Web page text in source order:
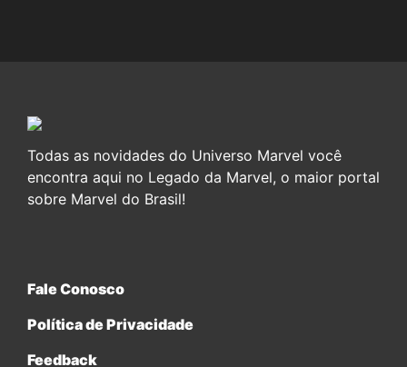
Todas as novidades do Universo Marvel você
encontra aqui no Legado da Marvel, o maior portal
sobre Marvel do Brasil!
Fale Conosco
Política de Privacidade
Feedback